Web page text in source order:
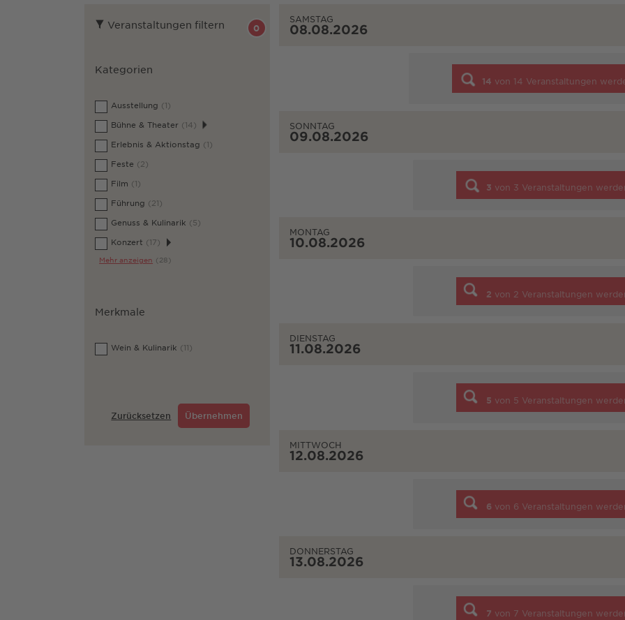
Veranstaltungen filtern 0
Kategorien
Ausstellung (1)
Bühne & Theater (14)
Erlebnis & Aktionstag (1)
Feste (2)
Film (1)
Führung (21)
Genuss & Kulinarik (5)
Konzert (17)
Mehr anzeigen (28)
Merkmale
Wein & Kulinarik (11)
Zurücksetzen Übernehmen
SAMSTAG
08.08.2026
14 von 14 Veranstaltungen
SONNTAG
09.08.2026
3 von 3 Veranstaltungen
MONTAG
10.08.2026
2 von 2 Veranstaltungen
DIENSTAG
11.08.2026
5 von 5 Veranstaltungen
MITTWOCH
12.08.2026
6 von 6 Veranstaltungen
DONNERSTAG
13.08.2026
7 von 7 Veranstaltungen